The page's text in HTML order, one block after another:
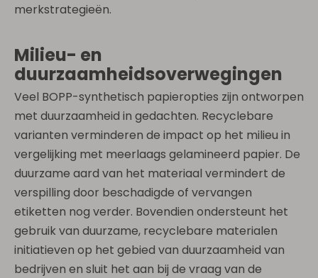
merkstrategieën.
Milieu- en
duurzaamheidsoverwegingen
Veel BOPP-synthetisch papieropties zijn ontworpen
met duurzaamheid in gedachten. Recyclebare
varianten verminderen de impact op het milieu in
vergelijking met meerlaags gelamineerd papier. De
duurzame aard van het materiaal vermindert de
verspilling door beschadigde of vervangen
etiketten nog verder. Bovendien ondersteunt het
gebruik van duurzame, recyclebare materialen
initiatieven op het gebied van duurzaamheid van
bedrijven en sluit het aan bij de vraag van de